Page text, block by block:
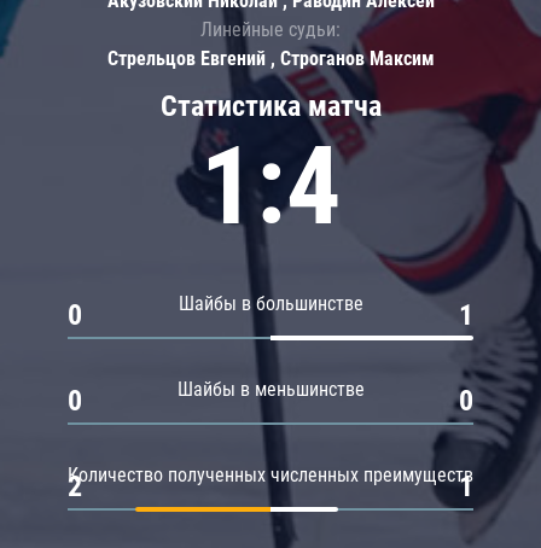
Статистика матча
1:4
Шайбы в большинстве
0 1
Шайбы в меньшинстве
0 0
Количество полученных численных преимуществ
2 1
Линейные судьи:
Стрельцов Евгений , Строганов Максим